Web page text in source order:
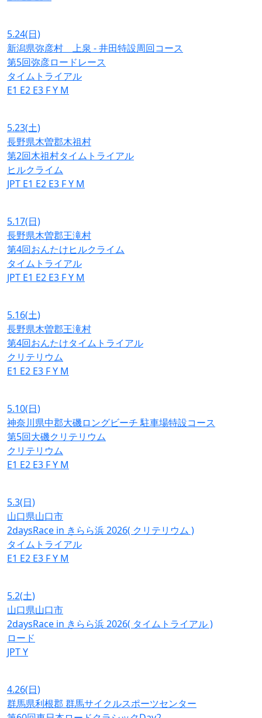
5.24(日)
新潟県弥彦村 上泉 - 井田特設周回コース
第5回弥彦ロードレース
タイムトライアル
E1 E2 E3 FY M
5.23(土)
長野県木曽郡木祖村
第2回木祖村タイムトライアル
ヒルクライム
JPT E1 E2 E3 FY M
5.17(日)
長野県木曽郡王滝村
第4回おんたけヒルクライム
タイムトライアル
JPT E1 E2 E3 FY M
5.16(土)
長野県木曽郡王滝村
第4回おんたけタイムトライアル
クリテリウム
E1 E2 E3 FY M
5.10(日)
神奈川県中郡大磯ロングビーチ 駐車場特設コース
第5回大磯クリテリウム
クリテリウム
E1 E2 E3 FY M
5.3(日)
山口県山口市
2daysRace in きらら浜 2026( クリテリウム )
タイムトライアル
E1 E2 E3 FY M
5.2(土)
山口県山口市
2daysRace in きらら浜 2026( タイムトライアル )
ロード
JPTY
4.26(日)
群馬県利根郡 群馬サイクルスポーツセンター